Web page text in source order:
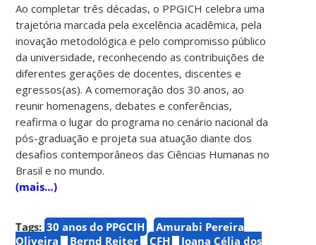
Ao completar três décadas, o PPGICH celebra uma
trajetória marcada pela excelência acadêmica, pela
inovação metodológica e pelo compromisso público
da universidade, reconhecendo as contribuições de
diferentes gerações de docentes, discentes e
egressos(as). A comemoração dos 30 anos, ao
reunir homenagens, debates e conferências,
reafirma o lugar do programa no cenário nacional da
pós-graduação e projeta sua atuação diante dos
desafios contemporâneos das Ciências Humanas no
Brasil e no mundo.
(mais…)
Tags: 30 anos do PPGCIH
Amurabi Pereira
Oliveira
Bernd Reiter CFH Joana Célia dos